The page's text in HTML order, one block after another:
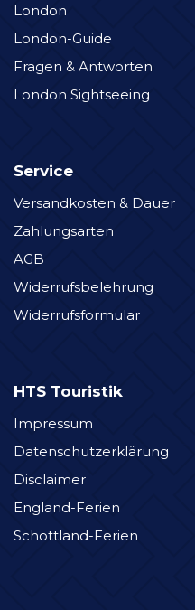
London
London-Guide
Fragen & Antworten
London Sightseeing
Service
Versandkosten & Dauer
Zahlungsarten
AGB
Widerrufsbelehrung
Widerrufsformular
HTS Touristik
Impressum
Datenschutzerklärung
Disclaimer
England-Ferien
Schottland-Ferien